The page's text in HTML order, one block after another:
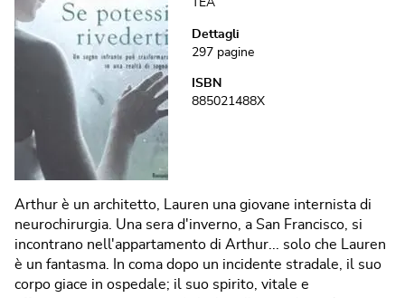
Arthur è un architetto, Lauren una giovane internista di
neurochirurgia. Una sera d'inverno, a San Francisco, si
incontrano nell'appartamento di Arthur... solo che Lauren
è un fantasma. In coma dopo un incidente stradale, il suo
corpo giace in ospedale; il suo spirito, vitale e
Dettagli
297 pagine
ISBN
885021488X